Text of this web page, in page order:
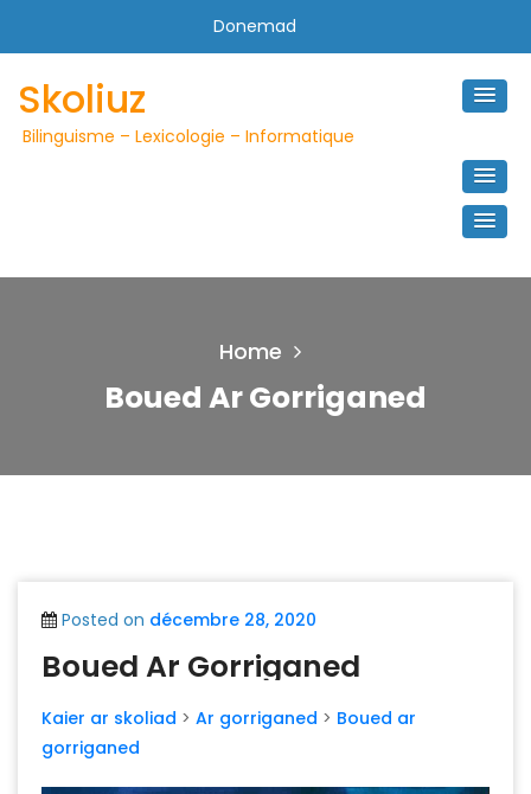
Donemad
Skoliuz
Bilinguisme – Lexicologie – Informatique
Home
Boued Ar Gorriganed
Posted on décembre 28, 2020
Boued Ar Gorriganed
Kaier ar skoliad > Ar gorriganed > Boued ar
gorriganed